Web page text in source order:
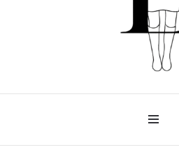
Les perles de Léa